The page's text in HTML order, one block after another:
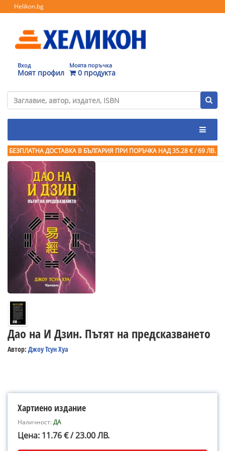
Helikon.bg
Вход
Моят профил
Моята поръчка
0 продукта
БЕЗПЛАТНА ДОСТАВКА В БЪЛГАРИЯ ПРИ ПОРЪЧКА НАД 35.28 € / 69 ЛВ.
Дао на И Дзин. Пътят на предсказването
Автор: Джоу Тсун Хуа
Хартиено издание
Наличност:ДА
Цена: 11.76 € / 23.00 ЛВ.